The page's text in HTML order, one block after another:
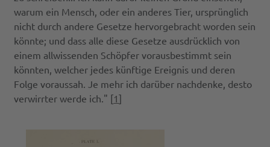
warum ein Mensch, oder ein anderes Tier, ursprünglich
nicht durch andere Gesetze hervorgebracht worden sein
könnte; und dass alle diese Gesetze ausdrücklich von
einem allwissenden Schöpfer vorausbestimmt sein
könnten, welcher jedes künftige Ereignis und deren
Folge voraussah. Je mehr ich darüber nachdenke, desto
verwirrter werde ich." [1]